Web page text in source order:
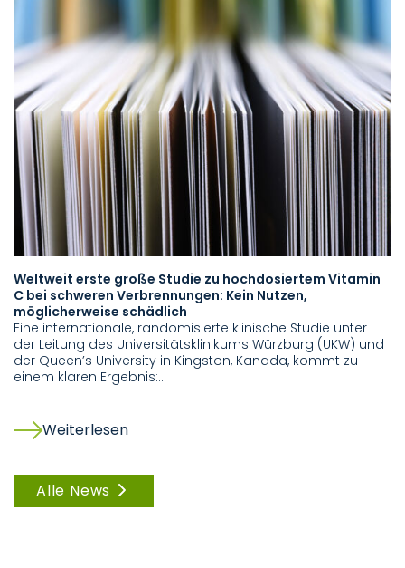
Weltweit erste große Studie zu hochdosiertem Vitamin
C bei schweren Verbrennungen: Kein Nutzen,
möglicherweise schädlich
Eine internationale, randomisierte klinische Studie unter
der Leitung des Universitätsklinikums Würzburg (UKW) und
der Queen’s University in Kingston, Kanada, kommt zu
einem klaren Ergebnis:…
Weiterlesen
Alle News